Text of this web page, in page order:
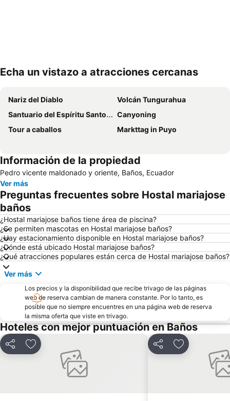
Echa un vistazo a atracciones cercanas
Nariz del Diablo
Volcán Tungurahua
Santuario del Espíritu Santo y de Nuestra Señora de Guadalupe
Canyoning
Tour a caballos
Markttag in Puyo
Información de la propiedad
Pedro vicente maldonado y oriente, Baños, Ecuador
Ver más
Preguntas frecuentes sobre Hostal mariajose
baños
¿Hostal mariajose baños tiene área de piscina?
¿Se permiten mascotas en Hostal mariajose baños?
¿Hay estacionamiento disponible en Hostal mariajose baños?
¿Dónde está ubicado Hostal mariajose baños?
¿Qué atracciones populares están cerca de Hostal mariajose baños?
Ver más
Los precios y la disponibilidad que recibe trivago de las páginas
web de reserva cambian de manera constante. Por lo tanto, es
posible que no siempre encuentres en una página web de reserva
la misma oferta que viste en trivago.
Hoteles con mejor puntuación en Baños
CompartirAgregar a favoritos CompartirAgregar a